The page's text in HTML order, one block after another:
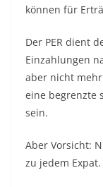
können für
Der PER dient
Einzahlungen
aber nicht
eine begrenzte
sein.
Aber Vorsicht:
zu jedem Expat.